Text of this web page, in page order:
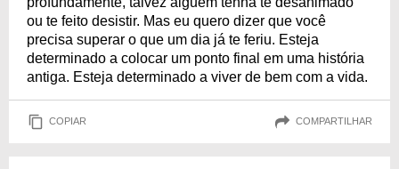
ou te feito desistir. Mas eu quero dizer que você
precisa superar o que um dia já te feriu. Esteja
determinado a colocar um ponto final em uma história
antiga. Esteja determinado a viver de bem com a vida.
COPIAR COMPARTILHAR